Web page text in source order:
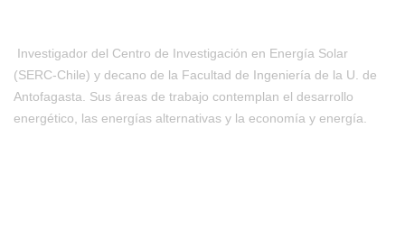
Investigador del Centro de Investigación en Energía Solar
(SERC-Chile) y decano de la Facultad de Ingeniería de la U. de
Antofagasta. Sus áreas de trabajo contemplan el desarrollo
energético, las energías alternativas y la economía y energía.